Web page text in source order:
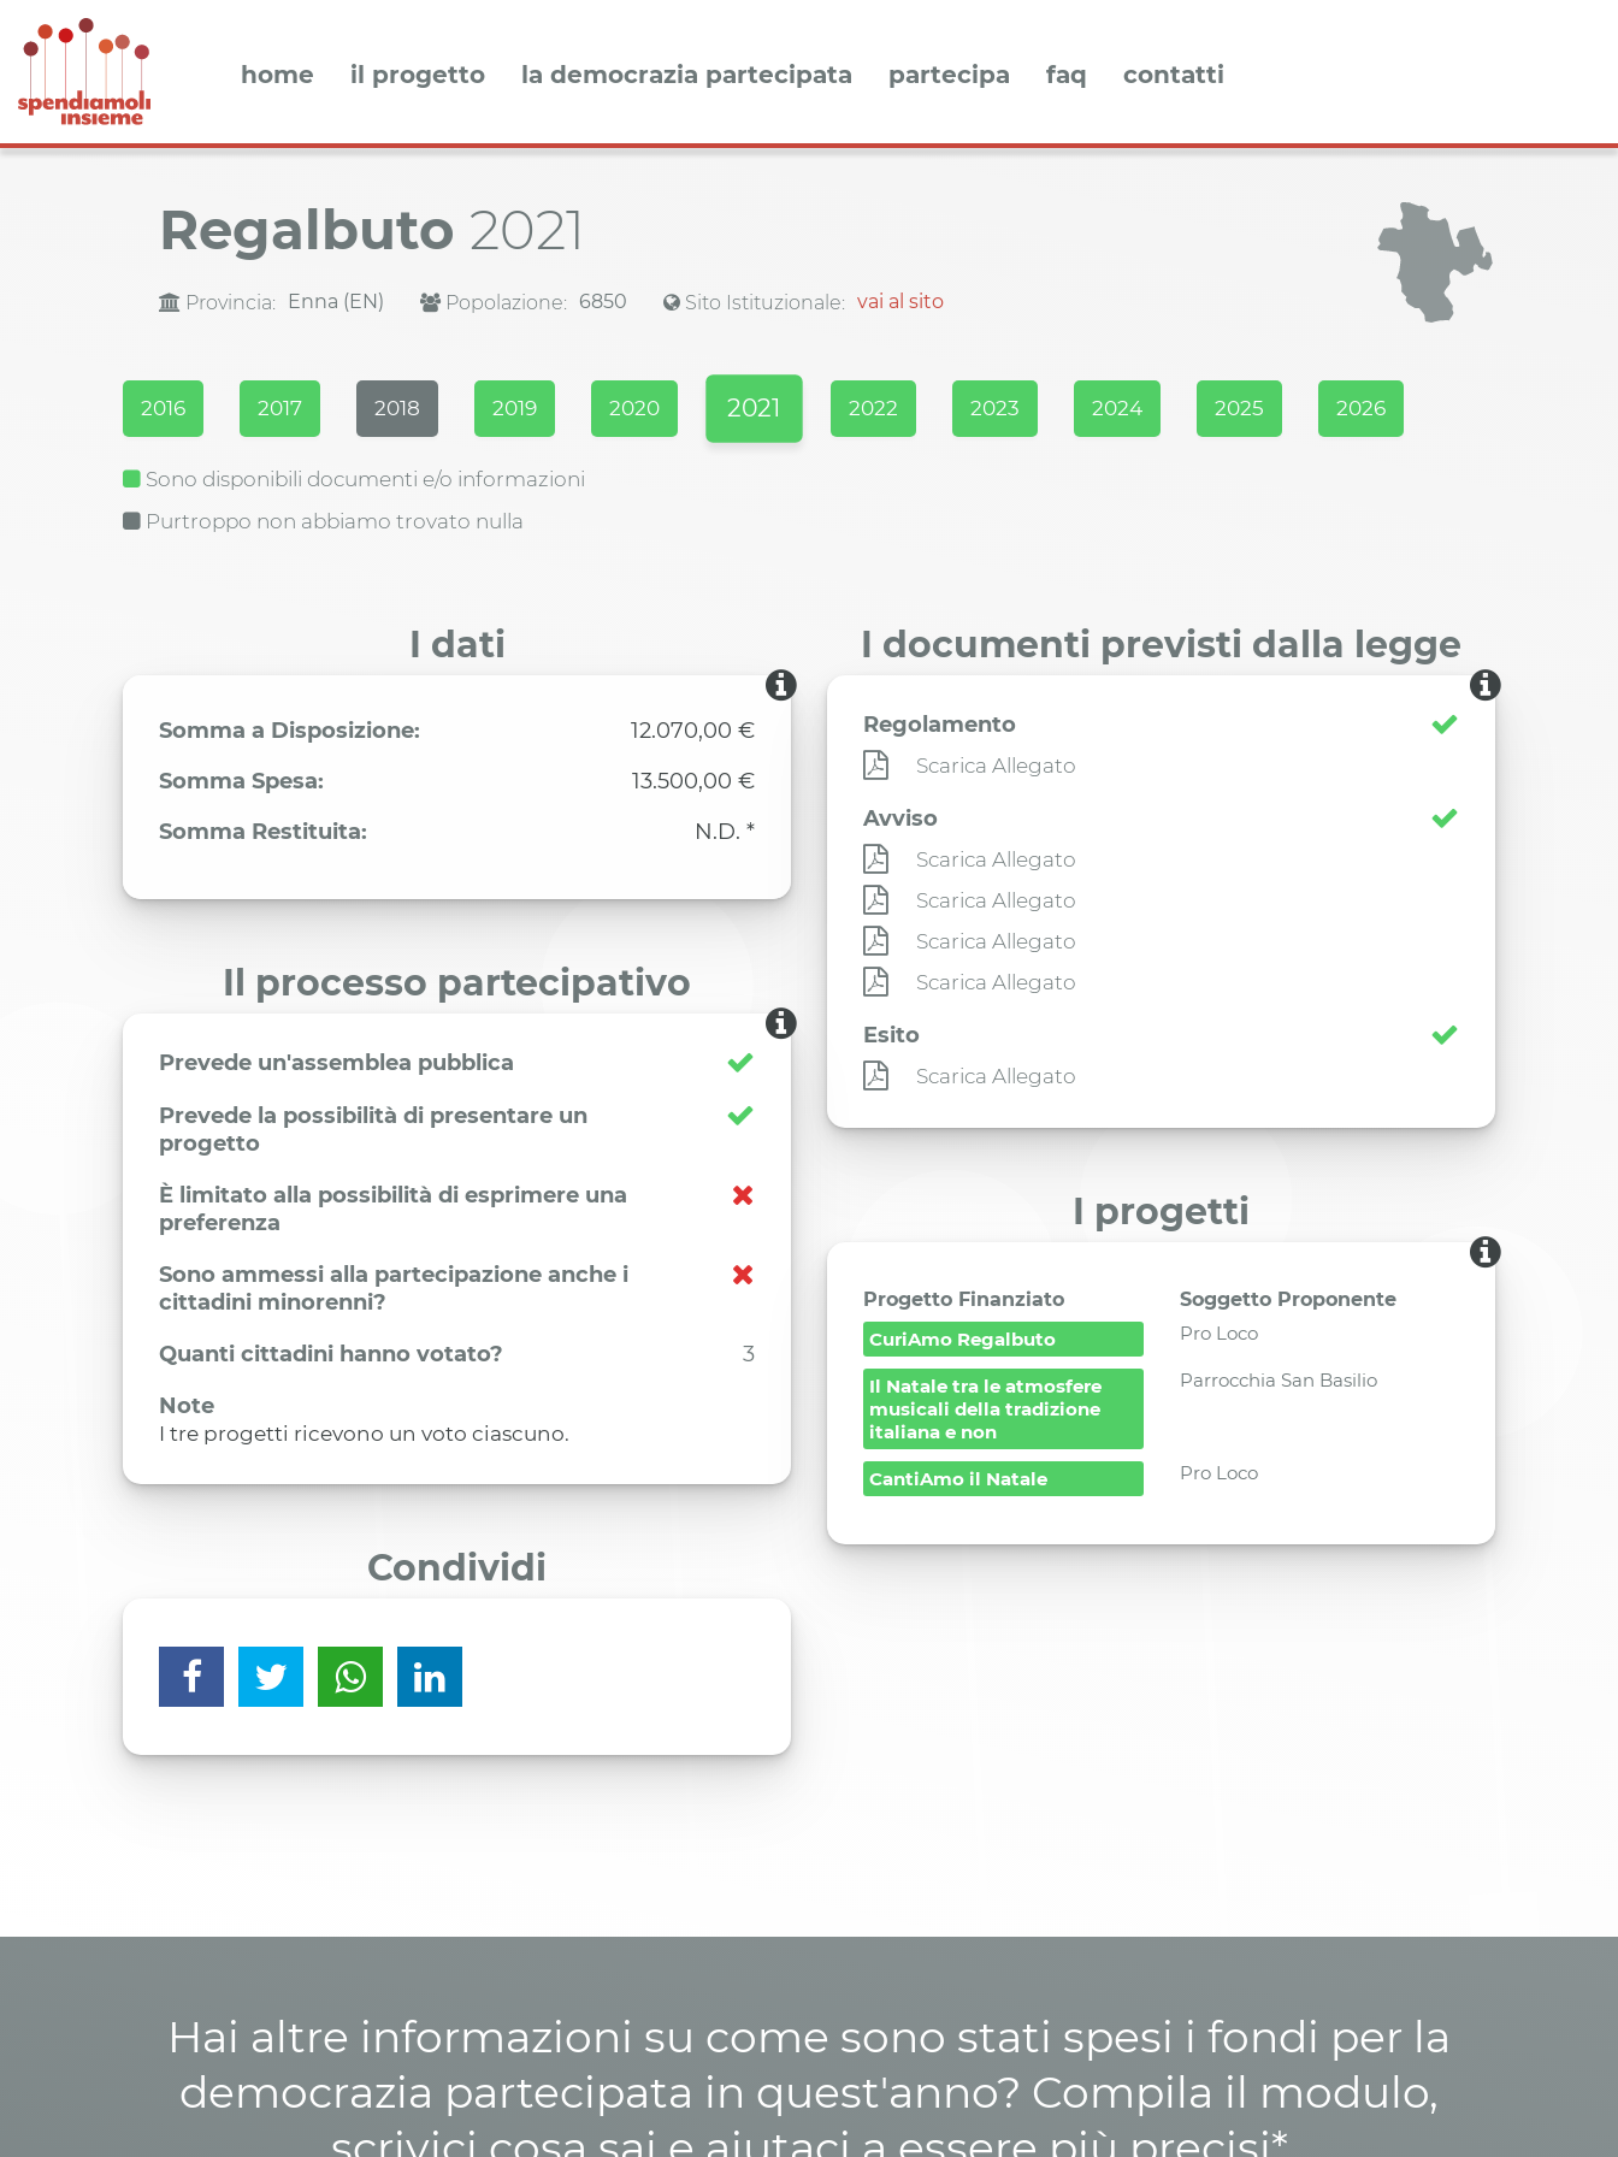
home il progetto la democrazia partecipata partecipa faq contatti
Regalbuto 2021
Provincia: Enna (EN) Popolazione: 6850 Sito Istituzionale: vai al sito
2016 2017 2018 2019 2020 2021 2022 2023 2024 2025 2026
Sono disponibili documenti e/o informazioni
Purtroppo non abbiamo trovato nulla
I dati
Somma a Disposizione:
12.070,00 €
Somma Spesa:
13.500,00 €
Somma Restituita:
N.D. *
I documenti previsti dalla legge
Regolamento
Scarica Allegato
Avviso
Scarica Allegato
Scarica Allegato
Scarica Allegato
Scarica Allegato
Esito
Scarica Allegato
Il processo partecipativo
Prevede un'assemblea pubblica
Prevede la possibilità di presentare un
progetto
È limitato alla possibilità di esprimere una
preferenza
Sono ammessi alla partecipazione anche i
cittadini minorenni?
Quanti cittadini hanno votato?
3
Note
I tre progetti ricevono un voto ciascuno.
I progetti
Progetto Finanziato
Soggetto Proponente
CuriAmo Regalbuto
Pro Loco
Il Natale tra le atmosfere
musicali della tradizione
italiana e non
Parrocchia San Basilio
CantiAmo il Natale Pro Loco
Condividi
Hai altre informazioni su come sono stati spesi i fondi per la
democrazia partecipata in quest'anno? Compila il modulo,